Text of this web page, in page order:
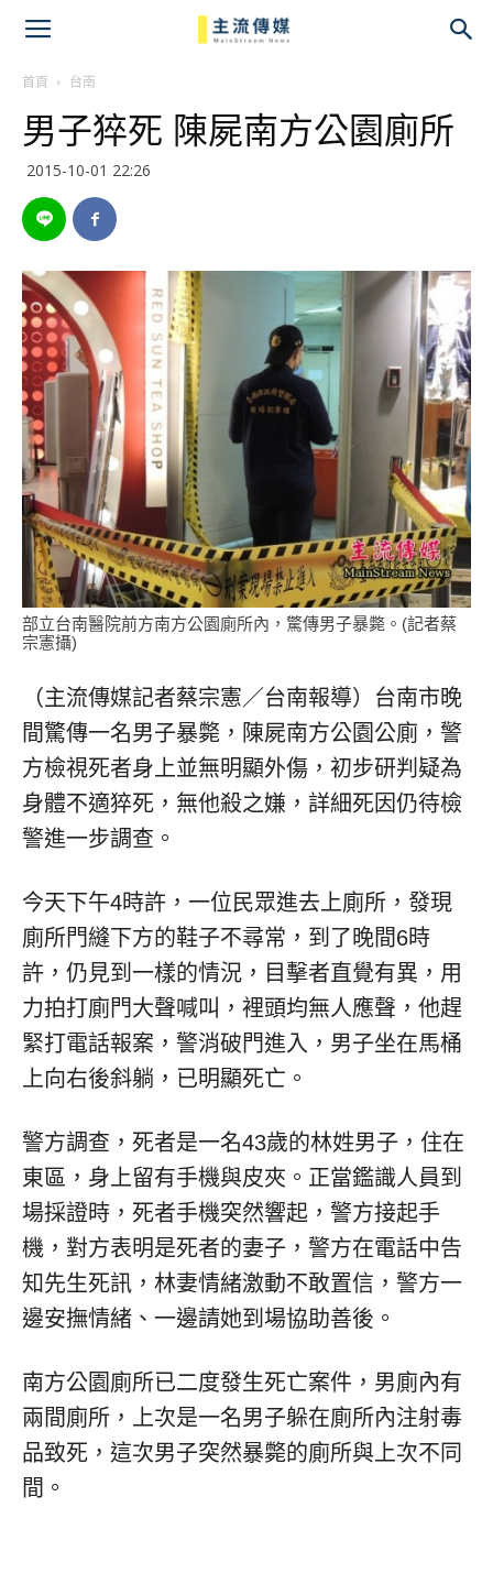
首頁 台南
男子猝死 陳屍南方公園廁所
2015-10-01 22:26
部立台南醫院前方南方公園廁所內，驚傳男子暴斃。(記者蔡
宗憲攝)
（主流傳媒記者蔡宗憲／台南報導）台南市晚
間驚傳一名男子暴斃，陳屍南方公園公廁，警
方檢視死者身上並無明顯外傷，初步研判疑為
身體不適猝死，無他殺之嫌，詳細死因仍待檢
警進一步調查。
今天下午4時許，一位民眾進去上廁所，發現
廁所門縫下方的鞋子不尋常，到了晚間6時
許，仍見到一樣的情況，目擊者直覺有異，用
力拍打廁門大聲喊叫，裡頭均無人應聲，他趕
緊打電話報案，警消破門進入，男子坐在馬桶
上向右後斜躺，已明顯死亡。
警方調查，死者是一名43歲的林姓男子，住在
東區，身上留有手機與皮夾。正當鑑識人員到
場採證時，死者手機突然響起，警方接起手
機，對方表明是死者的妻子，警方在電話中告
知先生死訊，林妻情緒激動不敢置信，警方一
邊安撫情緒、一邊請她到場協助善後。
南方公園廁所已二度發生死亡案件，男廁內有
兩間廁所，上次是一名男子躲在廁所內注射毒
品致死，這次男子突然暴斃的廁所與上次不同
間。